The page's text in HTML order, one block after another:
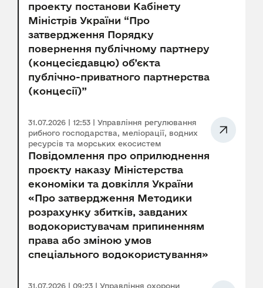
проекту постанови Кабінету
Міністрів України “Про
затвердження Порядку
повернення публічному партнеру
(концесієдавцю) об’єкта
публічно-приватного партнерства
(концесії)”
31.07.2026 | 12:53 | Управління регулювання
рибного господарства, меліорації, водних
ресурсів та морських екосистем
Повідомлення про оприлюднення
проєкту наказу Міністерства
економіки та довкілля України
«Про затвердження Методики
розрахунку збитків, завданих
водокористувачам припиненням
права або зміною умов
спеціального водокористування»
31.07.2026 | 09:23 | Управління охорони